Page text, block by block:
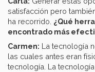
satisfacción pero
ha recorrido. ¿Qué
encontrado más
Carmen: La tecnología
las cuales antes eran
tecnología. La